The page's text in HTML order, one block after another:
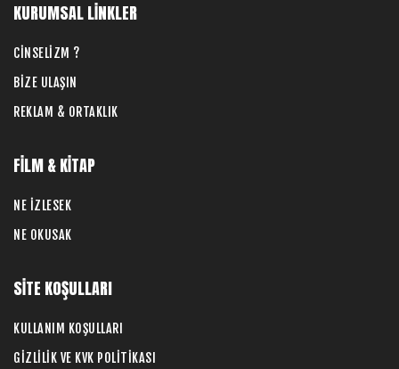
KURUMSAL LİNKLER
CİNSELİZM ?
BİZE ULAŞIN
REKLAM & ORTAKLIK
FİLM & KİTAP
NE İZLESEK
NE OKUSAK
SİTE KOŞULLARI
KULLANIM KOŞULLARI
GİZLİLİK VE KVK POLİTİKASI